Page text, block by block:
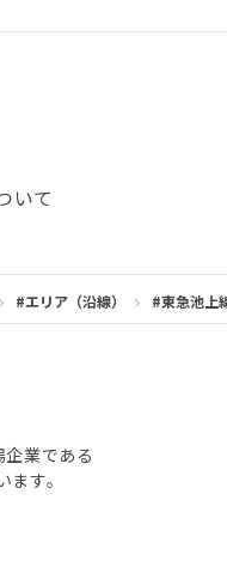
いて
#エリア（沿線） #東急池上
企業である
す。